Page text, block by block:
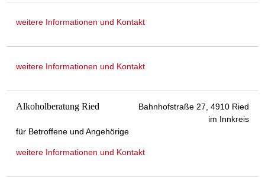
weitere Informationen und Kontakt
weitere Informationen und Kontakt
Alkoholberatung Ried
Bahnhofstraße 27, 4910 Ried
im Innkreis
für Betroffene und Angehörige
weitere Informationen und Kontakt